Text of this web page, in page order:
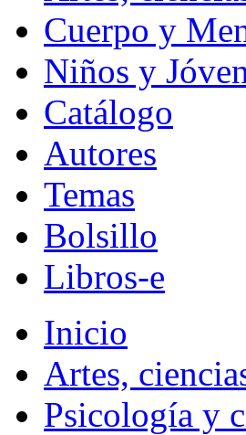
Cuerpo y
Niños y
Catálogo
Autores
Temas
Bolsillo
Libros-e
Inicio
Artes,
Psicología y